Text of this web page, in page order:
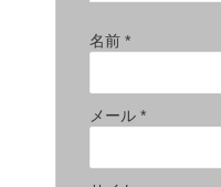
名前 *
メール *